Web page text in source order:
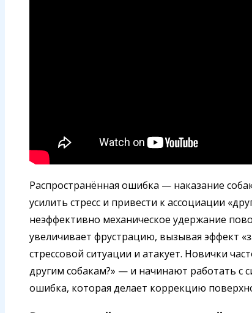
Распространённая ошибка — наказание
усилить стресс и привести к ассоциации
неэффективно механическое удержание
увеличивает фрустрацию, вызывая эффект
стрессовой ситуации и атакует. Новички
другим собакам?» — и начинают работать с
ошибка, которая делает коррекцию